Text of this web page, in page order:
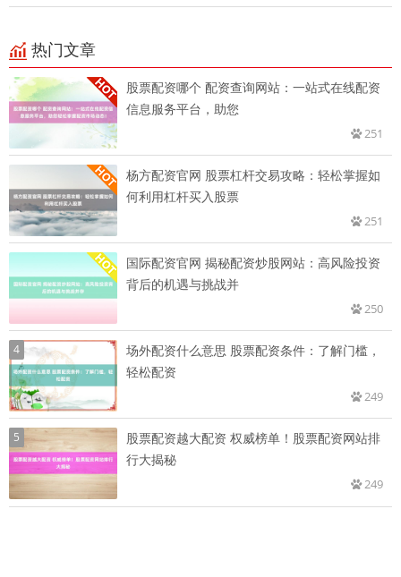
热门文章
股票配资哪个 配资查询网站：一站式在线配资
信息服务平台，助您
251
杨方配资官网 股票杠杆交易攻略：轻松掌握如
何利用杠杆买入股票
251
国际配资官网 揭秘配资炒股网站：高风险投资
背后的机遇与挑战并
250
4
场外配资什么意思 股票配资条件：了解门槛，
轻松配资
249
5
股票配资越大配资 权威榜单！股票配资网站排
行大揭秘
249